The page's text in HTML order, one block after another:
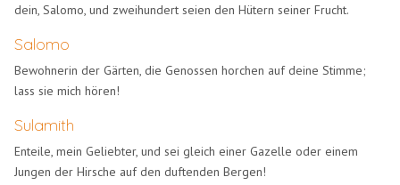
dein, Salomo, und zweihundert seien den Hütern seiner Frucht.
Salomo
Bewohnerin der Gärten, die Genossen horchen auf deine Stimme;
lass sie mich hören!
Sulamith
Enteile, mein Geliebter, und sei gleich einer Gazelle oder einem
Jungen der Hirsche auf den duftenden Bergen!